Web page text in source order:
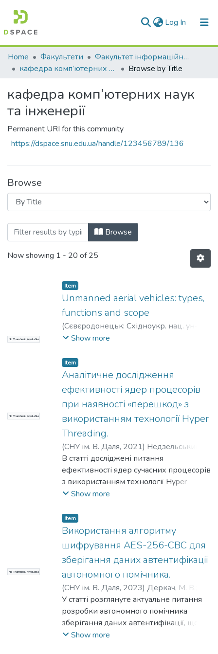
Log In (current)
Communities & Collections
All of DSpace
Home Факультети
Факультет інформаційних технологій та електроніки
кафедра комп’ютерних наук та інженерії
Browse by Title
кафедра комп’ютерних наук
та інженерії
Permanent URI for this community
https://dspace.snu.edu.ua/handle/123456789/136
Browse
Browsing кафедра комп’ютерних наук
Browse
Now showing 1 - 20 of 25
No Thumbnail Available
Item
Unmanned aerial vehicles: types,
functions and scope
(Сєвєродонецьк: Східноукр. нац. ун-т
ім. В. Даля,2020
Show more
No Thumbnail Available
Item
Аналітичне дослідження
ефективності ядер процесорів
при наявності «перешкод» з
використанням технології Hyper
Threading.
(СНУ ім. В. Даля, 2021) Недзельський,
Д. О.;Сафонова, С. О.;Барбарук, Л. В.
В статті досліджені питання
ефективності ядер сучасних процесорів
з використанням технології Hyper
Threading та без її використання при
структурних особливостей ядра
процесора та комплексному впливі
«перешкод» на роботу конвеєра ядра.
Для дослідження обрані широко
поширені і наочні програми:
«Множення матриць», «Рішення
диференціальних рівнянь в приватних
похідних методом сіток», «Швидке
перетворення Фур'є». В досліджуваних
програмах: виділялося ядро - ділянка
програми, що забезпечує основний
Show more
No Thumbnail Available
Item
Використання алгоритму
шифрування AES-256-CBC для
зберігання даних автентифікації
автономного помічника.
(СНУ ім. В. Даля, 2023) Деркач, М. В.
Мишко, О. Є.
У статті розглянуте актуальне питання
розробки автономного помічника
зберігання даних автентифікації, що
допоможе забезпечити безпеку та
Show more